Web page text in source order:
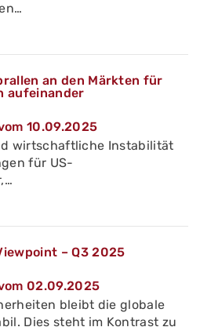
an den Märkten für
aufeinander
10.09.2025
wirtschaftliche Instabilität
für US-
– Q3 2025
02.09.2025
bleibt die globale
Dies steht im Kontrast zu